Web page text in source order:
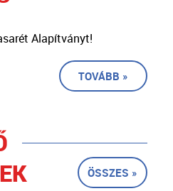
Alapítványt!
TOVÁBB »
ÖSSZES »